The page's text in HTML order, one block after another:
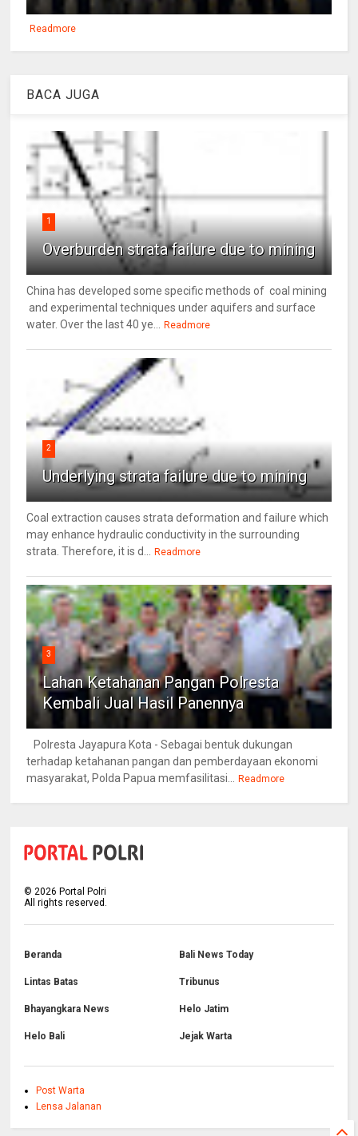
Readmore
BACA JUGA
1
Overburden strata failure due to mining
China has developed some specific methods of coal mining
and experimental techniques under aquifers and surface
water. Over the last 40 ye... Readmore
2
Underlying strata failure due to mining
Coal extraction causes strata deformation and failure which
may enhance hydraulic conductivity in the surrounding
strata. Therefore, it is d... Readmore
3
Lahan Ketahanan Pangan Polresta
Kembali Jual Hasil Panennya
Polresta Jayapura Kota - Sebagai bentuk dukungan
terhadap ketahanan pangan dan pemberdayaan ekonomi
masyarakat, Polda Papua memfasilitasi... Readmore
©2026 Portal Polri
All rights reserved.
Beranda Bali News Today
Lintas Batas Tribunus
Bhayangkara News Helo Jatim
Helo Bali Jejak Warta
Post Warta
Lensa Jalanan